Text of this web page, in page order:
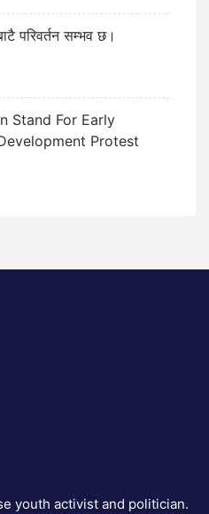
परिवर्तन सम्भव छ।
Stand For Early
Protest
youth activist and politician.